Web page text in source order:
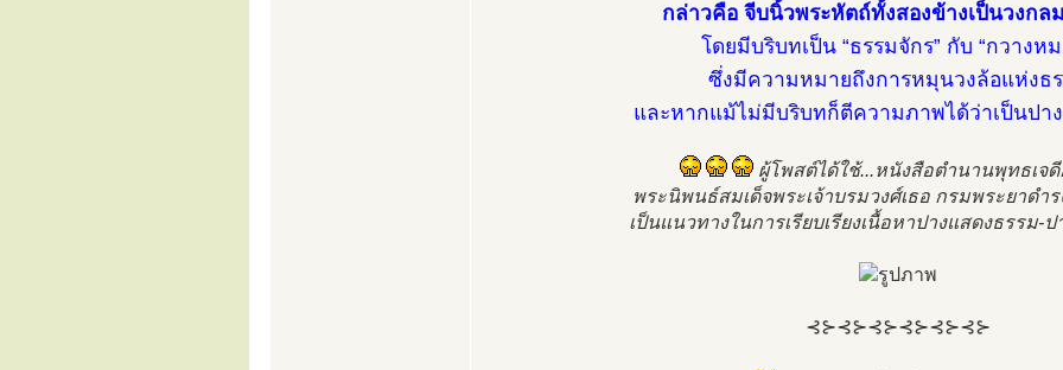
กล่าวคือ จีบนิ้วพระหัตถ์ทั้งสองข้างเป็นวงก
โดยมีบริบทเป็น “ธรรมจักร” กับ “กวางห
ซึ่งมีความหมายถึงการหมุนวงล้อแห่งธ
และหากแม้ไม่มีบริบทก็ตีความภาพได้ว่าเป็นปา
ผู้โพสต์ได้ใช้...หนังสือตำนานพุทธเจดี
พระนิพนธ์สมเด็จพระเจ้าบรมวงศ์เธอ กรมพระยาดำ
เป็นแนวทางในการเรียบเรียงเนื้อหาปางแสดงธรรม-
⊰⊱⊰⊱⊰⊱⊰⊱⊰⊱⊰⊱